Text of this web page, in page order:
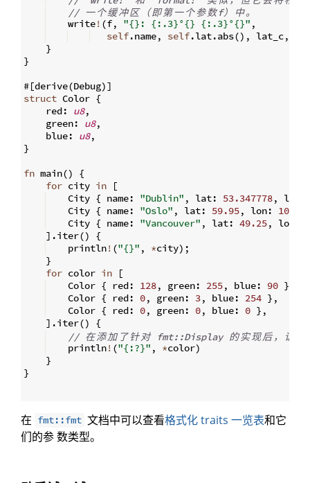
// 一 个缓冲区 （即 第 一 个参 数f） 中。
    write
! (f, "{}: {:.3}°{} {:.3}°{}" ,
self.name, self.lat.abs() , lat_c,
}
}
#[derive(Debug)]
struct Color {
    red
: u8,
    green
: u8,
    blue
: u8,
}
fn main()
{
for city in
[
    City
{ name: "Dublin" , lat: 53.347778, lon
    City
{ name: "Oslo" , lat: 59.95, lon:
10.75
    City
{ name: "Vancouver" , lat: 49.25, lon
] .iter()
{
    println
! ("{}" , *city) ;
}
for color in
[
    Color
{ red: 128, green: 255, blue: 90 }
    Color
{ red: 0, green: 3, blue: 254 } ,
    Color
{ red: 0, green: 0, blue: 0 } ,
] .iter()
{
// 在添加 了 针对 fmt::Display 的 实现后 ， 请
    println
! ("{:?}" , *color)
}
}
在 fmt::fmt 文档中可以查看格式化 traits 一览表和它
们的参 数类型。